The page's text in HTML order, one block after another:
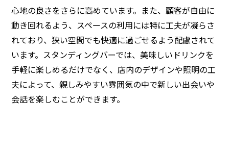
心地の良さをさらに高めています。また、顧客が自由に
動き回れるよう、スペースの利用には特に工夫が凝らさ
れており、狭い空間でも快適に過ごせるよう配慮されて
います。スタンディングバーでは、美味しいドリンクを
手軽に楽しめるだけでなく、店内のデザインや照明の工
夫によって、親しみやすい雰囲気の中で新しい出会いや
会話を楽しむことができます。